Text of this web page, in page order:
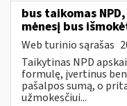
bus taikomas
mėnesį bus
Web turinio sąrašas
Taikytinas NPD
formulę, įvertinus
pašalpos sumą, o
užmokesčiui...